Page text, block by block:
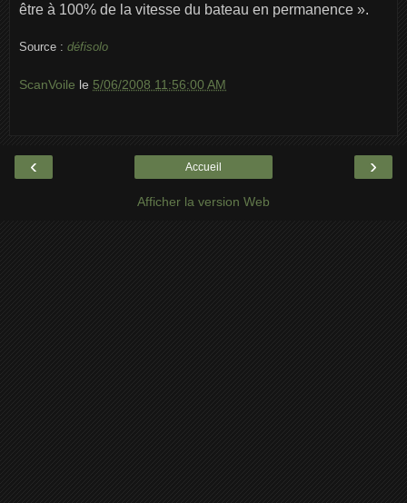
être à 100% de la vitesse du bateau en permanence ».
Source : défisolo
ScanVoile le 5/06/2008 11:56:00 AM
‹ ›
Accueil
Afficher la version Web